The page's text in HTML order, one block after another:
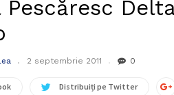
Pescăresc
2 septembrie 2011 0
Distribuiți pe Twitter